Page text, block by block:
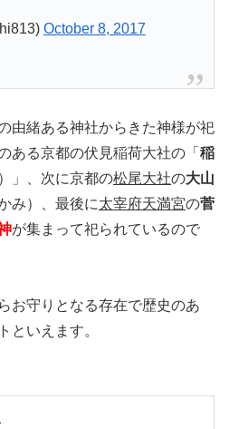
October 8, 2017
由緒ある神社からきた神様が祀
ある京都の伏見稲荷大社の「 稲
」、次に京都の松尾大社の大山
み）、最後に太宰府天満宮の菅
が集まって祀られているので
お守りとなる存在で歴史のあ
といえます。